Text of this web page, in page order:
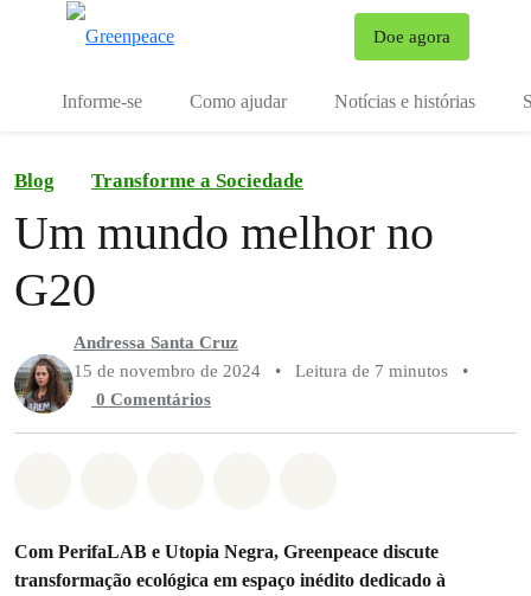
Doe agora
Informe-se Como ajudar Notícias e histórias
Blog Transforme a Sociedade
Um mundo melhor no
G20
Andressa Santa Cruz
15 de novembro de 2024
• Leitura de 7 minutos
•
0 Comentários
Com PerifaLAB e Utopia Negra, Greenpeace discute
transformação ecológica em espaço inédito dedicado à